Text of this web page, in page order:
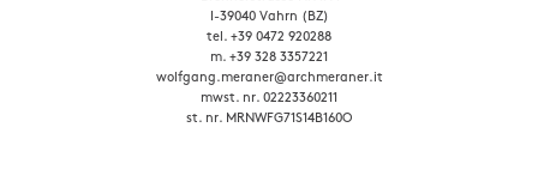
I-39040 Vahrn (BZ)
tel. +39 0472 920288
m. +39 328 3357221
wolfgang.meraner@archmeraner.it
mwst. nr. 02223360211
st. nr. MRNWFG71S14B160O